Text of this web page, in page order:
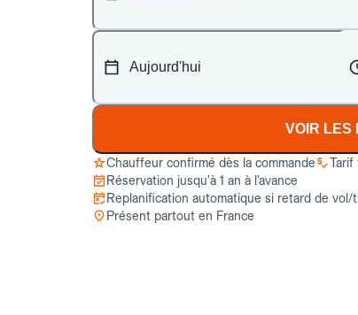
VOIR LES
Chauffeur confirmé dès la commande
Tarif
Réservation jusqu’à 1 an à l’avance
Replanification automatique si retard de vol/
Présent partout en France